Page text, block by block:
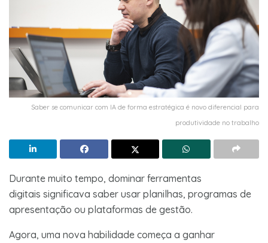
Saber se comunicar com IA de forma estratégica é novo diferencial para
produtividade no trabalho
Durante muito tempo, dominar ferramentas
digitais significava saber usar planilhas, programas de
apresentação ou plataformas de gestão.
Agora, uma nova habilidade começa a ganhar